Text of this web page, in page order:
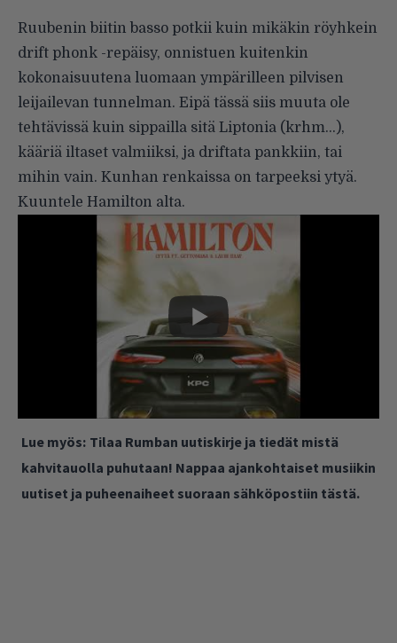
Ruubenin biitin basso potkii kuin mikäkin röyhkein
drift phonk -repäisy, onnistuen kuitenkin
kokonaisuutena luomaan ympärilleen pilvisen
leijailevan tunnelman. Eipä tässä siis muuta ole
tehtävissä kuin sippailla sitä Liptonia (krhm…),
kääriä iltaset valmiiksi, ja driftata pankkiin, tai
mihin vain. Kunhan renkaissa on tarpeeksi ytyä.
Kuuntele Hamilton alta.
Lue myös: Tilaa Rumban uutiskirje ja tiedät mistä
kahvitauolla puhutaan! Nappaa ajankohtaiset musiikin
uutiset ja puheenaiheet suoraan sähköpostiin tästä.